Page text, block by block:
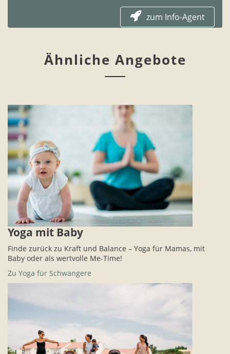
zum Info-Agent
Ähnliche Angebote
Yoga mit Baby
Finde zurück zu Kraft und Balance – Yoga für Mamas, mit
Baby oder als wertvolle Me-Time!
Zu Yoga für Schwangere